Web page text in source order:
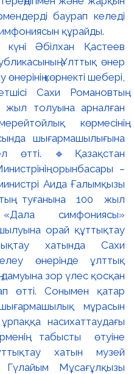
Әбілхан Қастеев
Ұлттық өнер
көрнекті шебері,
Сахи Романовтың
жыл толуына арналған
көрмесінің
шығармашылығына
өтті. 🔹Қазақстан
орынбасары –
Аида Ғалымқызы
туғанына 100 жыл
симфониясы»
орай құттықтау
хатында Сахи
өнерінде ұлттық
дамуына зор үлес қосқан
өтті. Сонымен қатар
шығармашылық мұрасын
насихаттаудағы
табысты өтуіне
хатын музей
Мұсағұлқызы